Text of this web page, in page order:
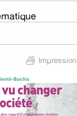
Impression